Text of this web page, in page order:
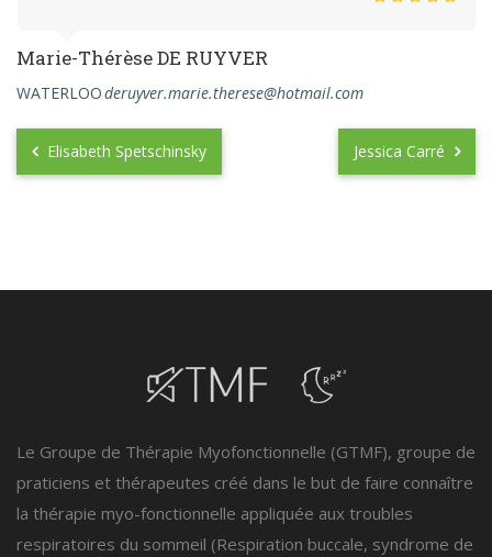
Marie-Thérèse DE RUYVER
WATERLOOderuyver.marie.therese@hotmail.com
Elisabeth Spetschinsky Jessica Carré
Le Groupe de Thérapie Myofonctionnelle (GTMF), groupe de
praticiens et thérapeutes créé dans le but de faire connaître
la thérapie myo-fonctionnelle appliquée aux troubles
respiratoires du sommeil (Respiration buccale, syndrome de